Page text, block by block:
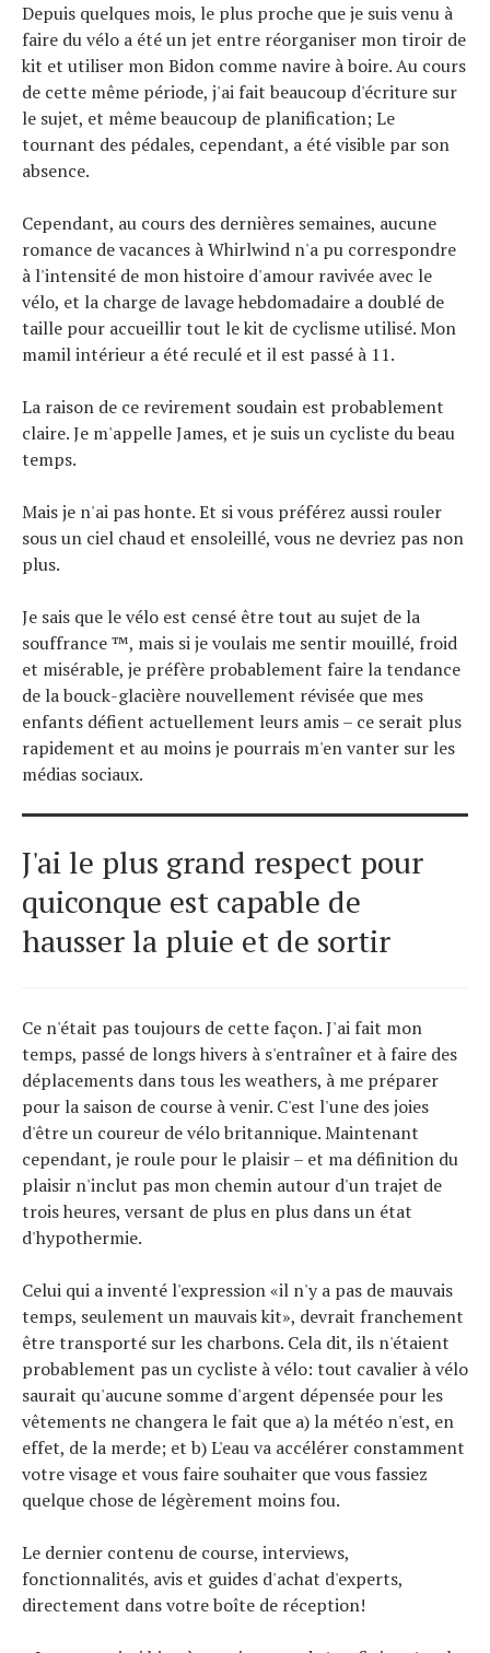
Depuis quelques mois, le plus proche que je suis venu à
faire du vélo a été un jet entre réorganiser mon tiroir de
kit et utiliser mon Bidon comme navire à boire. Au cours
de cette même période, j'ai fait beaucoup d'écriture sur
le sujet, et même beaucoup de planification; Le
tournant des pédales, cependant, a été visible par son
absence.
Cependant, au cours des dernières semaines, aucune
romance de vacances à Whirlwind n'a pu correspondre
à l'intensité de mon histoire d'amour ravivée avec le
vélo, et la charge de lavage hebdomadaire a doublé de
taille pour accueillir tout le kit de cyclisme utilisé. Mon
mamil intérieur a été reculé et il est passé à 11.
La raison de ce revirement soudain est probablement
claire. Je m'appelle James, et je suis un cycliste du beau
temps.
Mais je n'ai pas honte. Et si vous préférez aussi rouler
sous un ciel chaud et ensoleillé, vous ne devriez pas non
plus.
Je sais que le vélo est censé être tout au sujet de la
souffrance ™, mais si je voulais me sentir mouillé, froid
et misérable, je préfère probablement faire la tendance
de la bouck-glacière nouvellement révisée que mes
enfants défient actuellement leurs amis – ce serait plus
rapidement et au moins je pourrais m'en vanter sur les
médias sociaux.
J'ai le plus grand respect pour
quiconque est capable de
hausser la pluie et de sortir
Ce n'était pas toujours de cette façon. J'ai fait mon
temps, passé de longs hivers à s'entraîner et à faire des
déplacements dans tous les weathers, à me préparer
pour la saison de course à venir. C'est l'une des joies
d'être un coureur de vélo britannique. Maintenant
cependant, je roule pour le plaisir – et ma définition du
plaisir n'inclut pas mon chemin autour d'un trajet de
trois heures, versant de plus en plus dans un état
d'hypothermie.
Celui qui a inventé l'expression «il n'y a pas de mauvais
temps, seulement un mauvais kit», devrait franchement
être transporté sur les charbons. Cela dit, ils n'étaient
probablement pas un cycliste à vélo: tout cavalier à vélo
saurait qu'aucune somme d'argent dépensée pour les
vêtements ne changera le fait que a) la météo n'est, en
effet, de la merde; et b) L'eau va accélérer constamment
votre visage et vous faire souhaiter que vous fassiez
quelque chose de légèrement moins fou.
Le dernier contenu de course, interviews,
fonctionnalités, avis et guides d'achat d'experts,
directement dans votre boîte de réception!
Actualités
Technologies
Tests de produits
Tendances
Tous nos articles
À propos